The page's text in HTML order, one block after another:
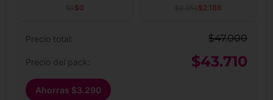
$0 $2.186
Precio total: $47.000
Precio del pack: $43.710
Ahorras $3.290